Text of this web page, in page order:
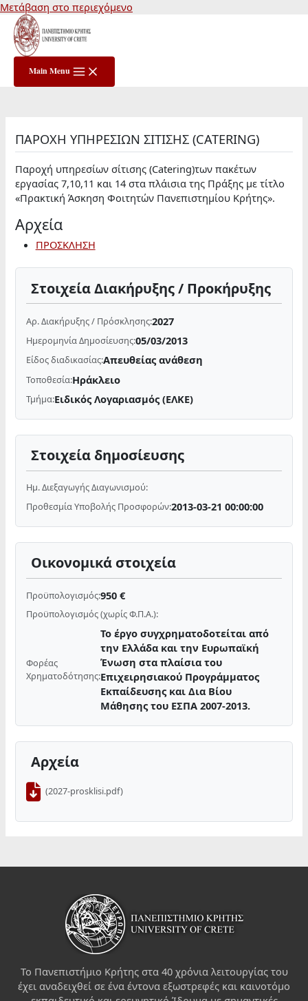
Μετάβαση στο περιεχόμενο
Main Menu
ΠΑΡΟΧΗ ΥΠΗΡΕΣΙΩΝ ΣΙΤΙΣΗΣ (CATERING)
Παροχή υπηρεσίων σίτισης (Catering)των πακέτων
εργασίας 7,10,11 και 14 στα πλάισια της Πράξης με τίτλο
«Πρακτική Άσκηση Φοιτητών Πανεπιστημίου Κρήτης».
Αρχεία
ΠΡΟΣΚΛΗΣΗ
Στοιχεία Διακήρυξης / Προκήρυξης
Αρ. Διακήρυξης / Πρόσκλησης:2027
Ημερομηνία Δημοσίευσης:05/03/2013
Είδος διαδικασίας:Απευθείας ανάθεση
Τοποθεσία:Ηράκλειο
Τμήμα:Ειδικός Λογαριασμός (ΕΛΚΕ)
Στοιχεία δημοσίευσης
Ημ. Διεξαγωγής Διαγωνισμού:
Προθεσμία Υποβολής Προσφορών:2013-03-21 00:00:00
Οικονομικά στοιχεία
Προϋπολογισμός:950 €
Προϋπολογισμός (χωρίς Φ.Π.Α.):
Φορέας
Χρηματοδότησης:
Το έργο συγχρηματοδοτείται από
την Ελλάδα και την Ευρωπαϊκή
Ένωση στα πλαίσια του
Επιχειρησιακού Προγράμματος
Εκπαίδευσης και Δια Βίου
Μάθησης του ΕΣΠΑ 2007-2013.
Αρχεία
(2027-prosklisi.pdf)
Το Πανεπιστήμιο Κρήτης στα 40 χρόνια λειτουργίας του
έχει αναδειχθεί σε ένα έντονα εξωστρεφές και καινοτόμο